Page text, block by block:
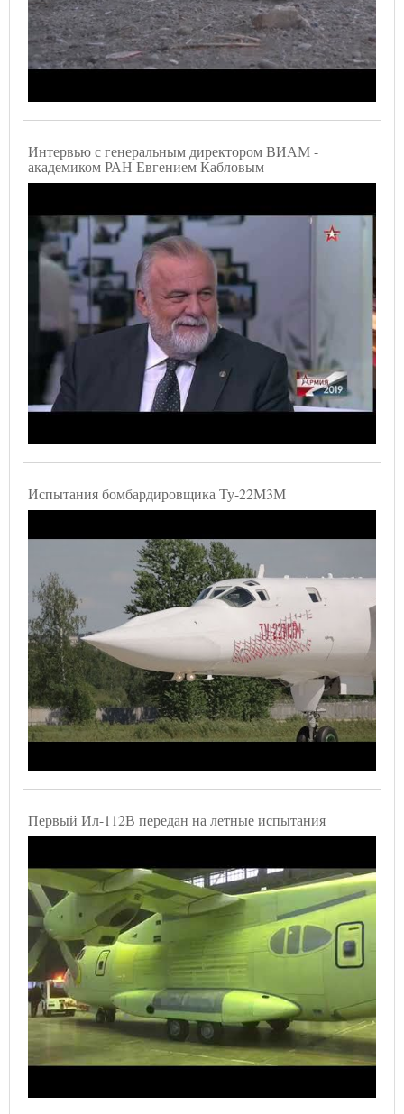
Интервью с генеральным директором ВИАМ -
академиком РАН Евгением Кабловым
Испытания бомбардировщика Ту-22М3М
Первый Ил-112В передан на летные испытания